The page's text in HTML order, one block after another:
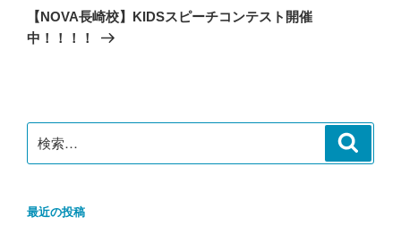
ゲ
ー
の
投
【NOVA長崎校】KIDSスピーチコンテスト開催
中！！！！
索:
最近の投稿